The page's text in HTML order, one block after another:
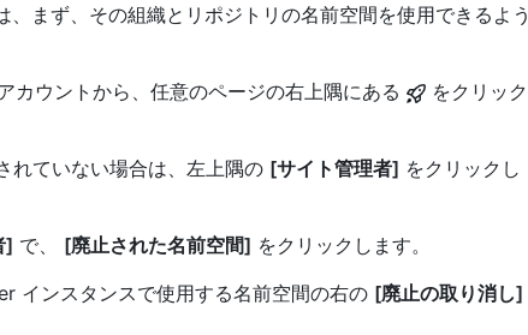
まず、その組織とリポジトリの名前空間を使用できるよう
ウントから、任意のページの右上隅にある
をクリック
れていない場合は、左上隅の [サイト管理者] をクリックし
] で、 [廃止された名前空間] をクリックします。
インスタンスで使用する名前空間の右の [廃止の取り消し]